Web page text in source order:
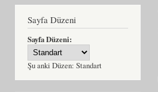
Sayfa Düzeni
Sayfa Düzeni:
Şu anki Düzen: Standart